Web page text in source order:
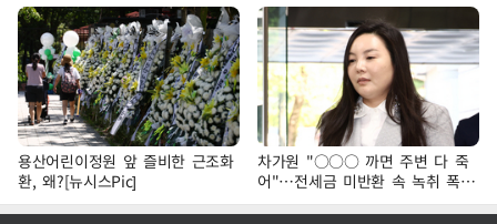
용산어린이정원 앞 즐비한 근조화
환, 왜?[뉴시스Pic]
차가원 "○○○ 까면 주변 다 죽
어"…전세금 미반환 속 녹취 폭로
파장